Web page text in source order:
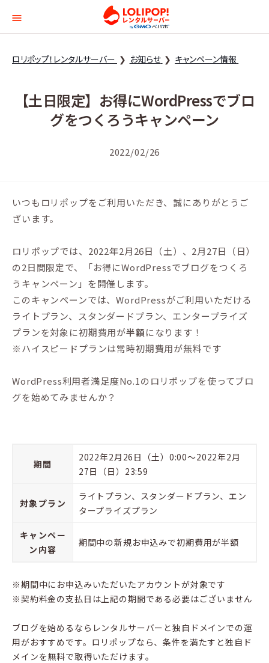
ロリポップ！レンタル
ロリポップ！レンタルサーバー お知らせ キャンペーン情報
【土日限定】お得にWordPressでブロ
グをつくろうキャンペーン
2022/02/26
いつもロリポップをご利用いただき、誠にありがとうご
ざいます。
ロリポップでは、2022年2月26日（土）、2月27日（日）
の2日間限定で、「お得にWordPressでブログをつくろ
うキャンペーン」を開催します。
このキャンペーンでは、WordPressがご利用いただける
ライトプラン、スタンダードプラン、エンタープライズ
プランを対象に初期費用が半額になります！
※ハイスピードプランは常時初期費用が無料です
WordPress利用者満足度No.1のロリポップを使ってブロ
グを始めてみませんか？
期間
2022年2月26日（土）0:00～2022年2月
27日（日）23:59
対象プラン
ライトプラン、スタンダードプラン、エン
タープライズプラン
キャンペー
ン内容
期間中の新規お申込みで初期費用が半額
※期間中にお申込みいただいたアカウントが対象です
※契約料金の支払日は上記の期間である必要はございません
ブログを始めるならレンタルサーバーと独自ドメインでの運
用がおすすめです。ロリポップなら、条件を満たすと独自ド
メインを無料で取得いただけます。